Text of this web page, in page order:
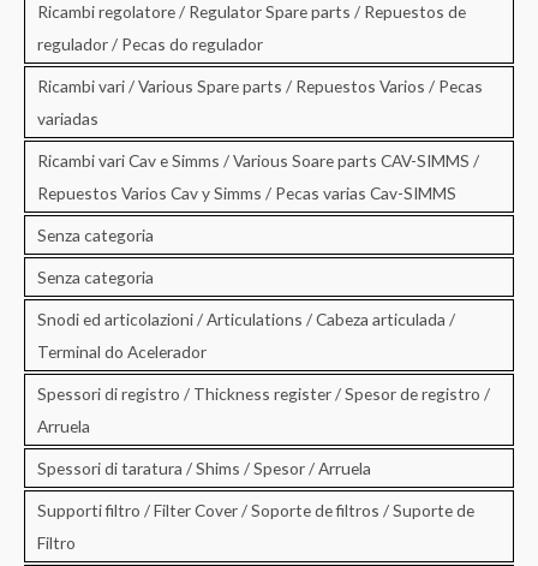
Ricambi regolatore / Regulator Spare parts / Repuestos de
regulador / Pecas do regulador
Ricambi vari / Various Spare parts / Repuestos Varios / Pecas
variadas
Ricambi vari Cav e Simms / Various Soare parts CAV-SIMMS /
Repuestos Varios Cav y Simms / Pecas varias Cav-SIMMS
Senza categoria
Senza categoria
Snodi ed articolazioni / Articulations / Cabeza articulada /
Terminal do Acelerador
Spessori di registro / Thickness register / Spesor de registro /
Arruela
Spessori di taratura / Shims / Spesor / Arruela
Supporti filtro / Filter Cover / Soporte de filtros / Suporte de
Filtro